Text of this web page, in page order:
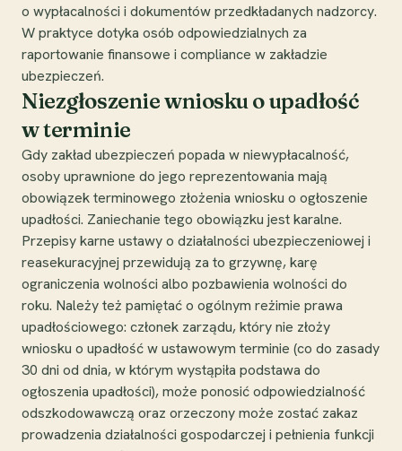
o wypłacalności i dokumentów przedkładanych nadzorcy.
W praktyce dotyka osób odpowiedzialnych za
raportowanie finansowe i compliance w zakładzie
ubezpieczeń.
Niezgłoszenie wniosku o upadłość
w terminie
Gdy zakład ubezpieczeń popada w niewypłacalność,
osoby uprawnione do jego reprezentowania mają
obowiązek terminowego złożenia wniosku o ogłoszenie
upadłości. Zaniechanie tego obowiązku jest karalne.
Przepisy karne ustawy o działalności ubezpieczeniowej i
reasekuracyjnej przewidują za to grzywnę, karę
ograniczenia wolności albo pozbawienia wolności do
roku. Należy też pamiętać o ogólnym reżimie prawa
upadłościowego: członek zarządu, który nie złoży
wniosku o upadłość w ustawowym terminie (co do zasady
30 dni od dnia, w którym wystąpiła podstawa do
ogłoszenia upadłości), może ponosić odpowiedzialność
odszkodowawczą oraz orzeczony może zostać zakaz
prowadzenia działalności gospodarczej i pełnienia funkcji